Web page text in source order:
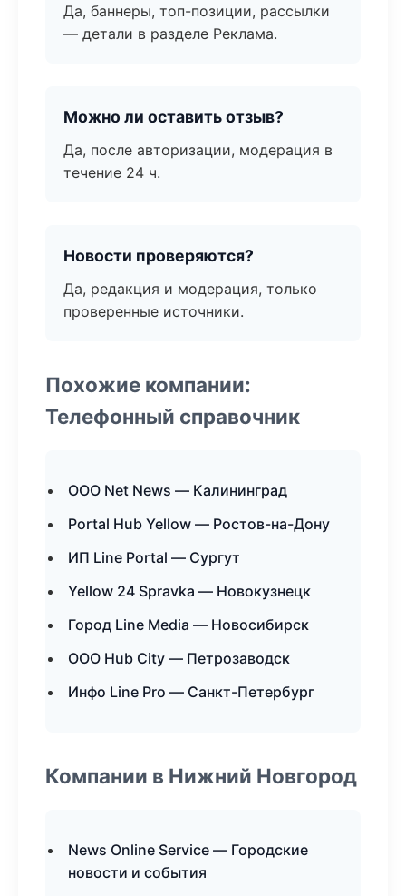
Да, баннеры, топ-позиции, рассылки
— детали в разделе Реклама.
Можно ли оставить отзыв?
Да, после авторизации, модерация в
течение 24 ч.
Новости проверяются?
Да, редакция и модерация, только
проверенные источники.
Похожие компании:
Телефонный справочник
ООО Net News — Калининград
Portal Hub Yellow — Ростов-на-Дону
ИП Line Portal — Сургут
Yellow 24 Spravka — Новокузнецк
Город Line Media — Новосибирск
ООО Hub City — Петрозаводск
Инфо Line Pro — Санкт-Петербург
Компании в Нижний Новгород
News Online Service — Городские
новости и события